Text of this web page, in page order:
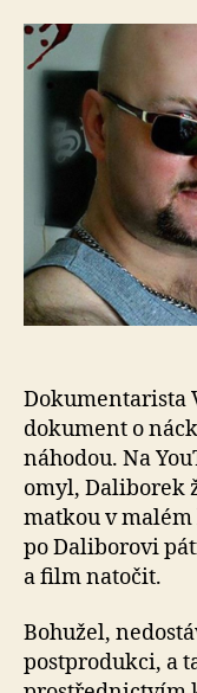
Dokumentarista
dokument o
náhodou. Na
omyl, Daliborek
matkou v malém
po Daliborovi
a film natočit.
Bohužel,
postprodukci, a